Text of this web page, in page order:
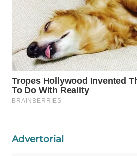
Advertorial
KARING
NEWS
JURNAL
MARITIM
HUMBANG
NEWS
NEWS